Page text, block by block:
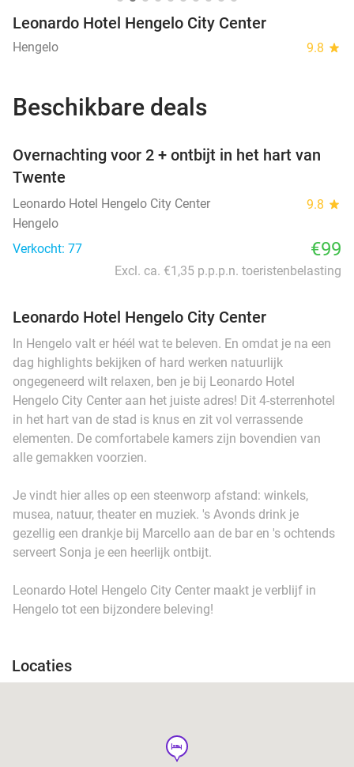
Leonardo Hotel Hengelo City Center
Hengelo 9.8 star
Beschikbare deals
Overnachting voor 2 + ontbijt in het hart van
Twente
Leonardo Hotel Hengelo City Center 9.8 star
Hengelo
Verkocht: 77
€99
Excl. ca. €1,35 p.p.p.n. toeristenbelasting
Leonardo Hotel Hengelo City Center
In Hengelo valt er héél wat te beleven. En omdat je na een
dag highlights bekijken of hard werken natuurlijk
ongegeneerd wilt relaxen, ben je bij Leonardo Hotel
Hengelo City Center aan het juiste adres! Dit 4-sterrenhotel
in het hart van de stad is knus en zit vol verrassende
elementen. De comfortabele kamers zijn bovendien van
alle gemakken voorzien.
Je vindt hier alles op een steenworp afstand: winkels,
musea, natuur, theater en muziek. 's Avonds drink je
gezellig een drankje bij Marcello aan de bar en 's ochtends
serveert Sonja je een heerlijk ontbijt.
Leonardo Hotel Hengelo City Center maakt je verblijf in
Hengelo tot een bijzondere beleving!
Locaties
hotel